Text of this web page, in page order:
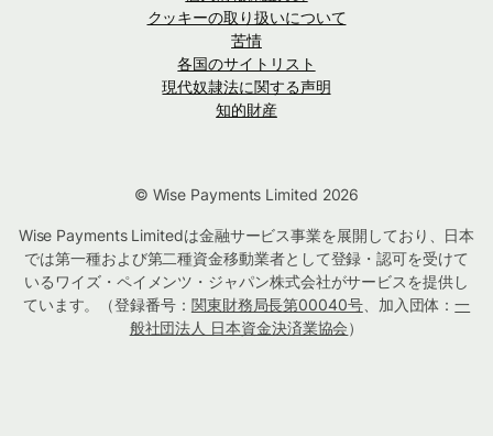
クッキーの取り扱いについて
苦情
各国のサイトリスト
現代奴隷法に関する声明
知的財産
© Wise Payments Limited 2026
Wise Payments Limitedは金融サービス事業を展開しており、日本
では第一種および第二種資金移動業者として登録・認可を受けて
いるワイズ・ペイメンツ・ジャパン株式会社がサービスを提供し
ています。（登録番号： 関東財務局長第00040号、加入団体：一
般社団法人 日本資金決済業協会）